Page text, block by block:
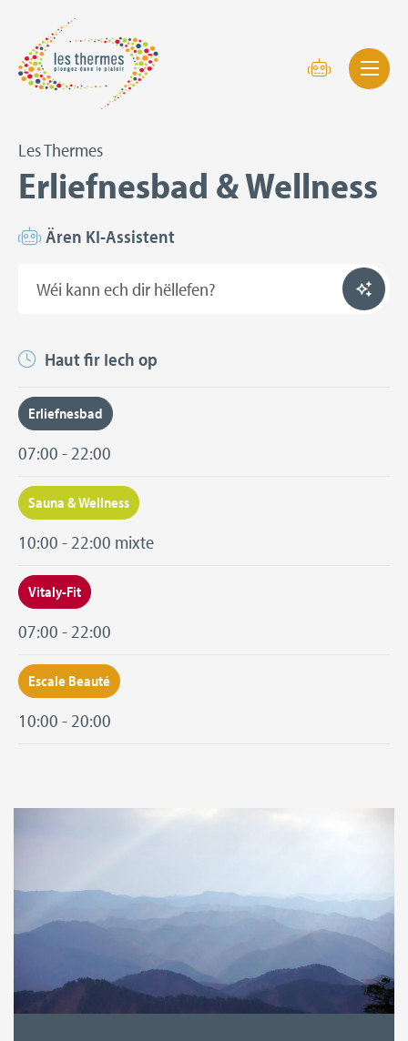
Les Thermes
Erliefnesbad & Wellness
Ären KI-Assistent
Haut fir Iech op
Erliefnesbad
07:00 - 22:00
Sauna & Wellness
10:00 - 22:00 mixte
Vitaly-Fit
07:00 - 22:00
Escale Beauté
10:00 - 20:00